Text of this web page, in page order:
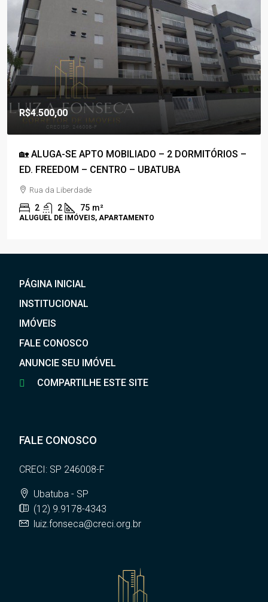
R$1.800.000,00
R$1.100,00 /Condomínio
🚀COBERTURA DUPLEX À VENDA – PRAIA GRANDE –
50M DA PRAIA – C/ VISTA P/ O MAR🚀
Rua Anhanguera
3 4 170 m²
APARTAMENTO, COBERTURA
PÁGINA INICIAL
INSTITUCIONAL
IMÓVEIS
FALE CONOSCO
ANUNCIE SEU IMÓVEL
COMPARTILHE ESTE SITE
FALE CONOSCO
CRECI: SP 246008-F
Ubatuba - SP
(12) 9.9178-4343
luiz.fonseca@creci.org.br